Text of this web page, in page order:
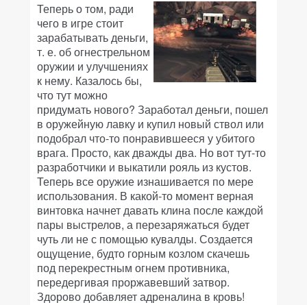
Теперь о том, ради
чего в игре стоит
зарабатывать деньги,
т. е. об огнестрельном
оружии и улучшениях
к нему. Казалось бы,
что тут можно
придумать нового? Заработал деньги, пошел
в оружейную лавку и купил новый ствол или
подобрал что-то понравившееся у убитого
врага. Просто, как дважды два. Но вот тут-то
разработчики и выкатили рояль из кустов.
Теперь все оружие изнашивается по мере
использования. В какой-то момент верная
винтовка начнет давать клина после каждой
пары выстрелов, а перезаряжаться будет
чуть ли не с помощью кувалды. Создается
ощущение, будто горным козлом скачешь
под перекрестным огнем противника,
передергивая проржавевший затвор.
Здорово добавляет адреналина в кровь!